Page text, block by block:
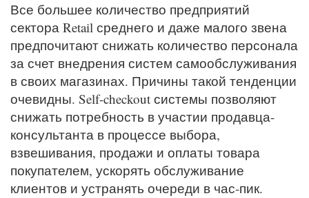
Все большее количество предприятий
сектора Retail среднего и даже малого звена
предпочитают снижать количество персонала
за счет внедрения систем самообслуживания
в своих магазинах. Причины такой тенденции
очевидны. Self-checkout системы позволяют
снижать потребность в участии продавца-
консультанта в процессе выбора,
взвешивания, продажи и оплаты товара
покупателем, ускорять обслуживание
клиентов и устранять очереди в час-пик.